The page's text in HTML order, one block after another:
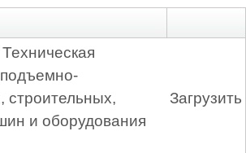
строительных,
и оборудования
Загрузить